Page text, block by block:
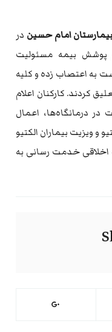
امام حسین در
بیمه مسئولیت
به اعتصاب زده و کلیه
کردند. کارکنان اعلام
در درمانگاه‌ها، اعمال
و ویزیت بیماران الکتیو
خدمت رسانی به